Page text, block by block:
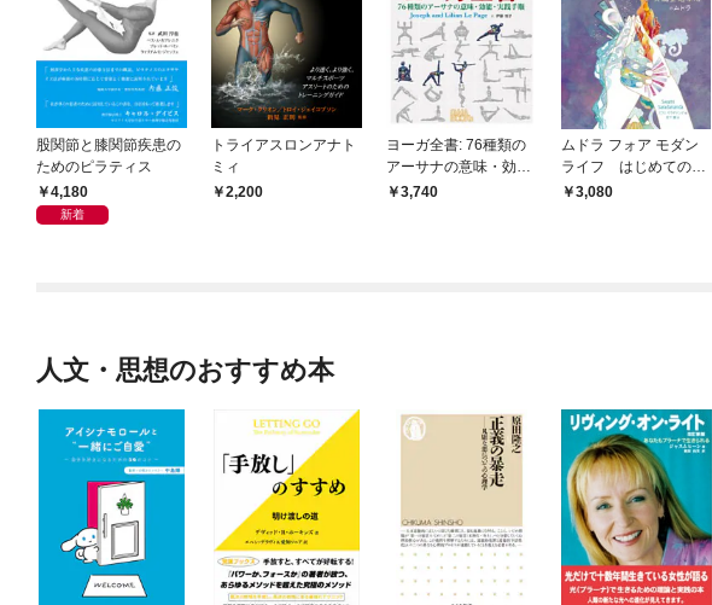
股関節と膝関節疾患の
ためのピラティス
4,180
新着
トライアスロンアナト
ミィ
2,200
ヨーガ全書: 76種類の
アーサナの意味・効
能・実践手順
3,740
ムドラ フォア モダン
ライフ はじめてのム
ドラ3,080
人文・思想のおすすめ本